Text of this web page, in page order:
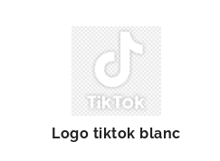
Logo tiktok blanc